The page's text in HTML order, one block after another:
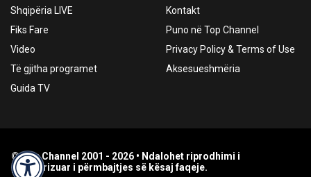
Shqipëria LIVE
Fiks Fare
Video
Të gjitha programet
Guida TV
Kontakt
Puno në Top Channel
Privacy Policy & Terms of Use
Aksesueshmëria
© Top Channel 2001 - 2026 • Ndalohet riprodhimi i
paautorizuar i përmbajtjes së kësaj faqeje.